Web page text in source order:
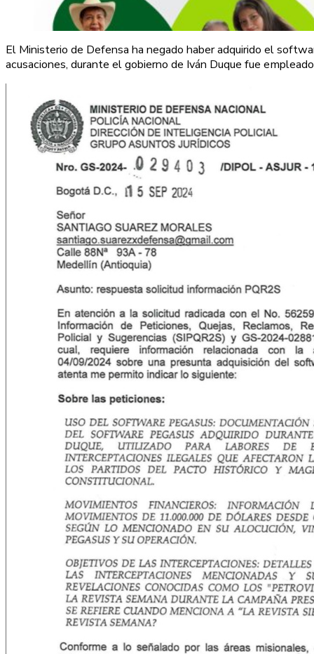
El Ministerio de Defensa ha negado haber adquirido el
acusaciones, durante el gobierno de Iván Duque fue